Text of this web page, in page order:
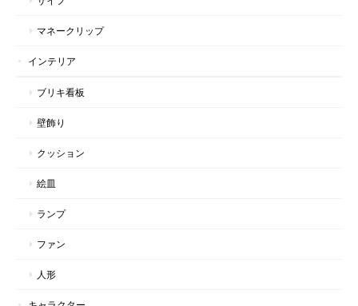
マネークリップ
インテリア
ブリキ看板
壁飾り
クッション
絵皿
ランプ
ファン
人形